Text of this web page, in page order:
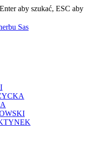
aby szukać, ESC aby